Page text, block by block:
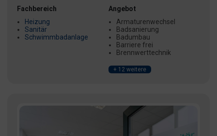
Fachbereich
Heizung
Sanitär
Schwimmbadanlage
Angebot
Armaturenwechsel
Badsanierung
Badumbau
Barriere frei
Brennwerttechnik
+ 12 weitere